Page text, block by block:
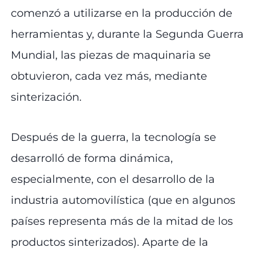
comenzó a utilizarse en la producción de
herramientas y, durante la Segunda Guerra
Mundial, las piezas de maquinaria se
obtuvieron, cada vez más, mediante
sinterización.
Después de la guerra, la tecnología se
desarrolló de forma dinámica,
especialmente, con el desarrollo de la
industria automovilística (que en algunos
países representa más de la mitad de los
productos sinterizados). Aparte de la